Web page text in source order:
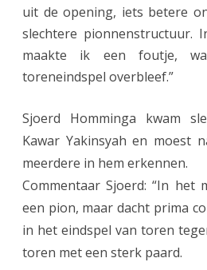
uit de opening, iets betere
slechtere pionnenstructuur.
maakte ik een foutje,
toreneindspel overbleef.”
Sjoerd Homminga kwam
Kawar Yakinsyah en moest
meerdere in hem erkennen.
Commentaar Sjoerd: “In het
een pion, maar dacht prima
in het eindspel van toren
toren met een sterk paard.